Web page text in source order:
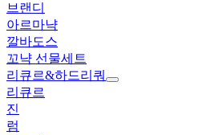
브랜디
아르마냑
깔바도스
꼬냑 선물세트
리큐르&하드리쿼
리큐르
진
럼